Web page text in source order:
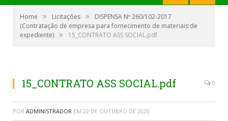
Home » Licitações »
DISPENSA Nº 260/102-2017
(Contratação de empresa para fornecimento de materiais de
expediente) » 15_CONTRATO ASS SOCIAL.pdf
15_CONTRATO ASS SOCIAL.pdf 0
POR ADMINISTRADOR EM 22 DE OUTUBRO DE 2020